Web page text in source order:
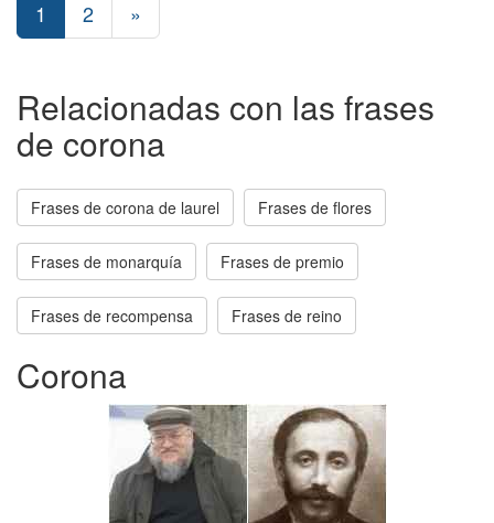
1 2 »
Relacionadas con las frases
de corona
Frases de corona de laurel Frases de flores
Frases de monarquía Frases de premio
Frases de recompensa Frases de reino
Corona